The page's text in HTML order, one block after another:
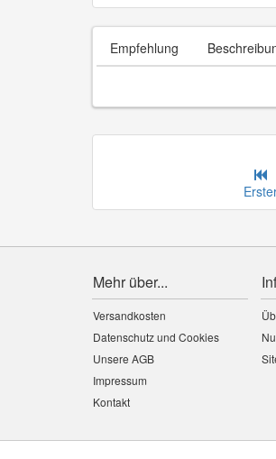
Empfehlung
Mehr über...
Versandkosten
Datenschutz und Cookies
Unsere AGB
Impressum
Kontakt